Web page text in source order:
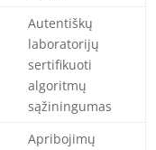
Autentiškų
laboratorijų
sertifikuoti
algoritmų
sąžiningumas
Apribojimų